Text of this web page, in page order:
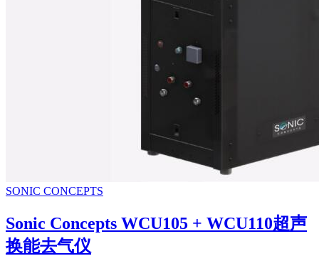
SONIC CONCEPTS
Sonic Concepts WCU105 + WCU110超声
换能去气仪